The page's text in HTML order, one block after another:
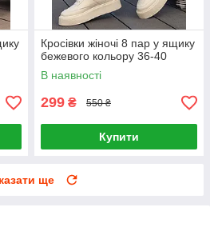
Кросівки жіночі 8 пар у ящику
бежевого кольору 36-40
В наявності
299 ₴ 550 ₴
Купити
ще